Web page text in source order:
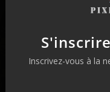
Inscrivez-vous à la